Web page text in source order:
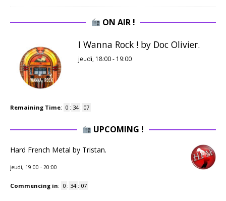
ON AIR !
I Wanna Rock ! by Doc Olivier.
jeudi, 18:00- 19:00
Remaining Time: 0 : 34 : 06
UPCOMING !
Hard French Metal by Tristan.
jeudi, 19:00 - 20:00
Commencing in: 0 : 34 : 06